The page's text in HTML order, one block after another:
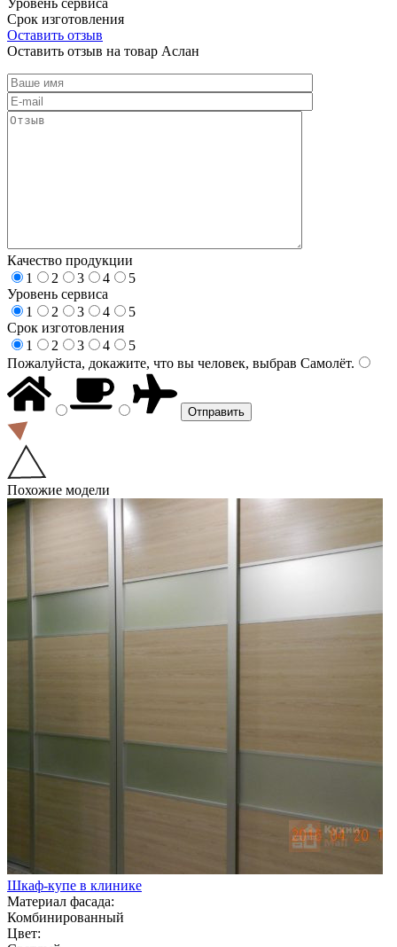
Срок изготовления
Оставить отзыв
Оставить отзыв на товар Аслан
Качество продукции
1
2 3 4
5
Уровень сервиса
1
2 3 4
5
Срок изготовления
1
2 3 4
5
Пожалуйста, докажите, что вы человек, выбрав Самолёт.
Похожие модели
Шкаф-купе в клинике
Материал фасада:
Комбинированный
Цвет: